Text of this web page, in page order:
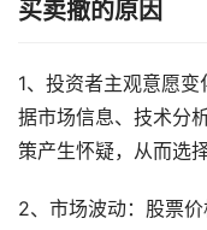
买卖撤的原因
1、投资者主观意愿
据市场信息、技术分
策产生怀疑，从而选
2、市场波动：股票